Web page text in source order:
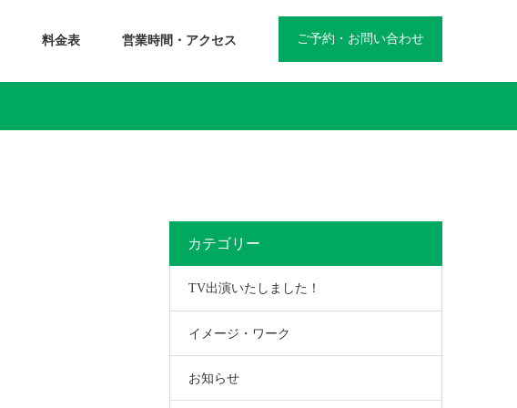
ご予約・お問い合わせ
料金表 営業時間・アクセス
カテゴリー
TV出演いたしました！
イメージ・ワーク
お知らせ